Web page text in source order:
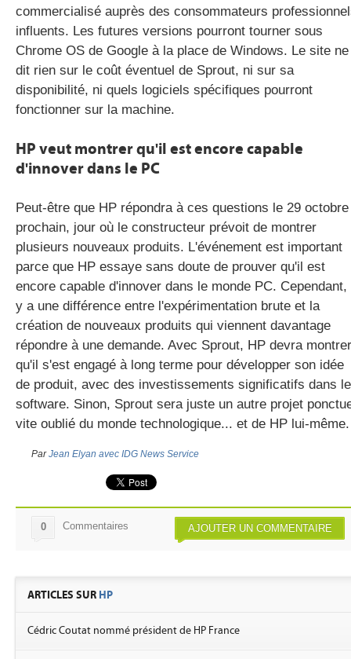
commercialisé auprès des consommateurs
influents. Les futures versions pourront tourner sous
Chrome OS de Google à la place de Windows. Le site ne
dit rien sur le coût éventuel de Sprout, ni sur sa
disponibilité, ni quels logiciels spécifiques pourront
fonctionner sur la machine.
HP veut montrer qu'il est encore capable
d'innover dans le PC
Peut-être que HP répondra à ces questions le 29 octobre
prochain, jour où le constructeur prévoit de montrer
plusieurs nouveaux produits. L'événement est important
parce que HP essaye sans doute de prouver qu'il est
encore capable d'innover dans le monde PC. Cependant,
y a une différence entre l'expérimentation brute et la
création de nouveaux produits qui viennent davantage
répondre à une demande. Avec Sprout, HP devra montrer
qu'il s'est engagé à long terme pour développer son idée
de produit, avec des investissements significatifs dans le
software. Sinon, Sprout sera juste un autre projet
vite oublié du monde technologique... et de HP lui-même.
ParJean Elyan avec IDG News Service
AJOUTER UN COMMENTAIRE
0 Commentaires
ARTICLES SUR HP
Cédric Coutat nommé président de HP France